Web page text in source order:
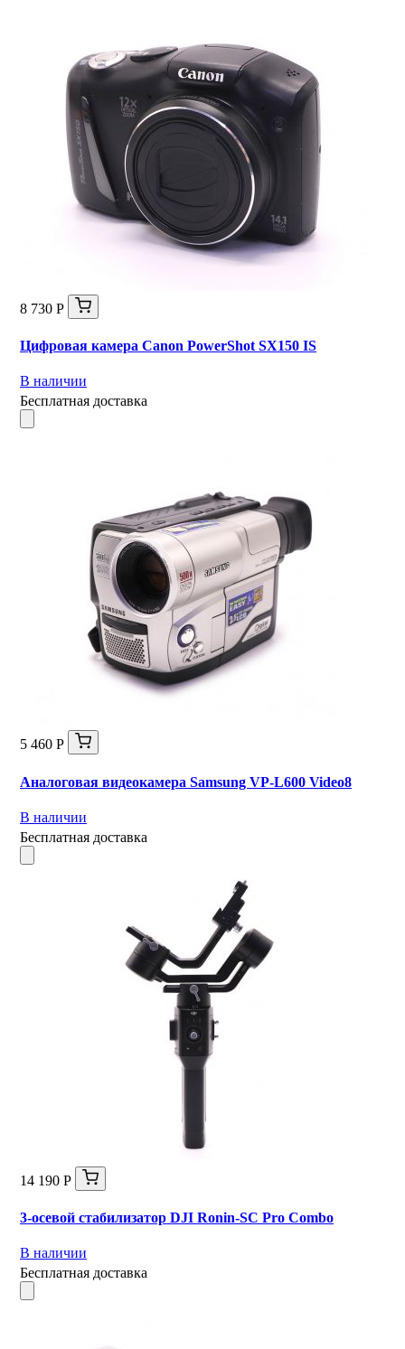
8 730 Р
Цифровая камера Canon PowerShot SX150 IS
В наличии
Бесплатная доставка
5 460 Р
Аналоговая видеокамера Samsung VP-L600 Video8
В наличии
Бесплатная доставка
14 190 Р
3-осевой стабилизатор DJI Ronin-SC Pro Combo
В наличии
Бесплатная доставка